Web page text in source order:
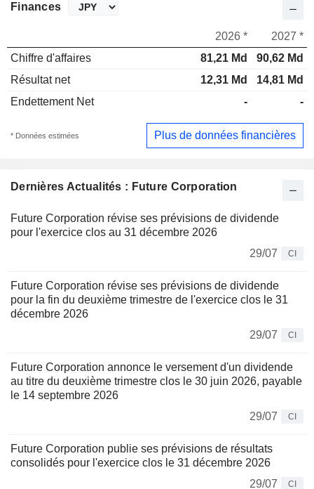
Dernières Actualités : Future Corporation
Future Corporation révise ses prévisions de dividende
pour l'exercice clos au 31 décembre 2026
29/07
CI
Future Corporation révise ses prévisions de dividende
pour la fin du deuxième trimestre de l'exercice clos le 31
décembre 2026
29/07
CI
Future Corporation annonce le versement d'un dividende
au titre du deuxième trimestre clos le 30 juin 2026, payable
le 14 septembre 2026
29/07
CI
Future Corporation publie ses prévisions de résultats
consolidés pour l'exercice clos le 31 décembre 2026
29/07
CI
Finances
2026 *
2027 *
Chiffre d'affaires
81,21 Md
90,62 Md
Résultat net
12,31 Md
14,81 Md
Endettement Net
- -
* Données estimées Plus de données financières